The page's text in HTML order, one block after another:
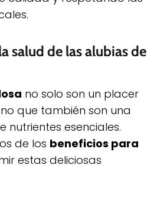
salud de las alubias de
no solo son un placer
que también son una
nutrientes esenciales.
de los beneficios para
estas deliciosas